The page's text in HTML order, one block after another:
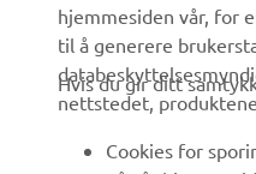
Yamaha Press
Brosjyrer
Jobber hos Yamaha
Bli en forhandler
hjemmesiden vår, for
til å generere
nettstedet,
Hvis du gir ditt
Cookies for